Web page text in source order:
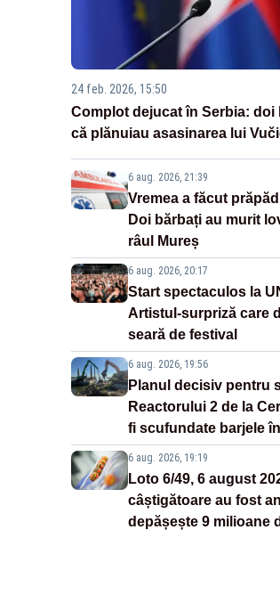
24 feb. 2026, 15:50
Complot dejucat în Serbia: doi
că plănuiau asasinarea lui
6 aug. 2026, 21:39
Vremea a făcut
Doi bărbați au murit
râul Mureș
6 aug. 2026, 20:17
Start spectaculos la
Artistul-surpriză care
seară de festival
6 aug. 2026, 19:56
Planul decisiv pentru
Reactorului 2 de la
fi scufundate barjele
6 aug. 2026, 19:19
Loto 6/49, 6 august
câștigătoare au fost
depășește 9 milioane